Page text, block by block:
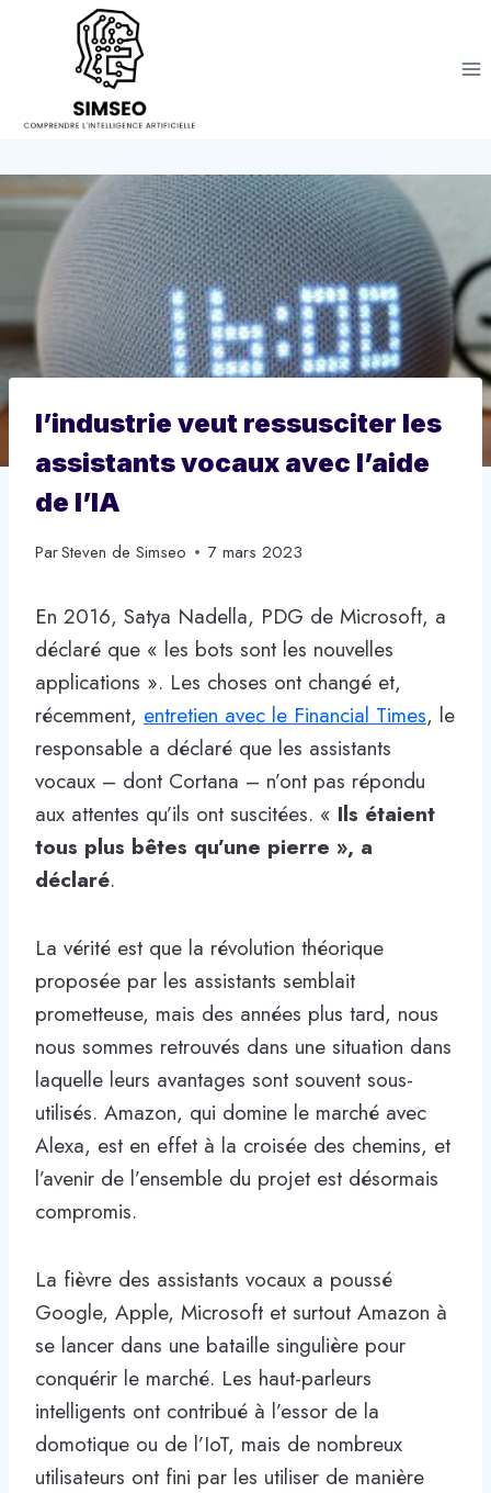
l’industrie veut ressusciter les
assistants vocaux avec l’aide
de l’IA
ParSteven de Simseo 7 mars 2023
En 2016, Satya Nadella, PDG de Microsoft, a
déclaré que « les bots sont les nouvelles
applications ». Les choses ont changé et,
récemment, entretien avec le Financial Times, le
responsable a déclaré que les assistants
vocaux – dont Cortana – n’ont pas répondu
aux attentes qu’ils ont suscitées. « Ils étaient
tous plus bêtes qu’une pierre », a
déclaré.
La vérité est que la révolution théorique
proposée par les assistants semblait
prometteuse, mais des années plus tard, nous
nous sommes retrouvés dans une situation dans
laquelle leurs avantages sont souvent sous-
utilisés. Amazon, qui domine le marché avec
Alexa, est en effet à la croisée des chemins, et
l’avenir de l’ensemble du projet est désormais
compromis.
La fièvre des assistants vocaux a poussé
Google, Apple, Microsoft et surtout Amazon à
se lancer dans une bataille singulière pour
conquérir le marché. Les haut-parleurs
intelligents ont contribué à l’essor de la
domotique ou de l’IoT, mais de nombreux
utilisateurs ont fini par les utiliser de manière